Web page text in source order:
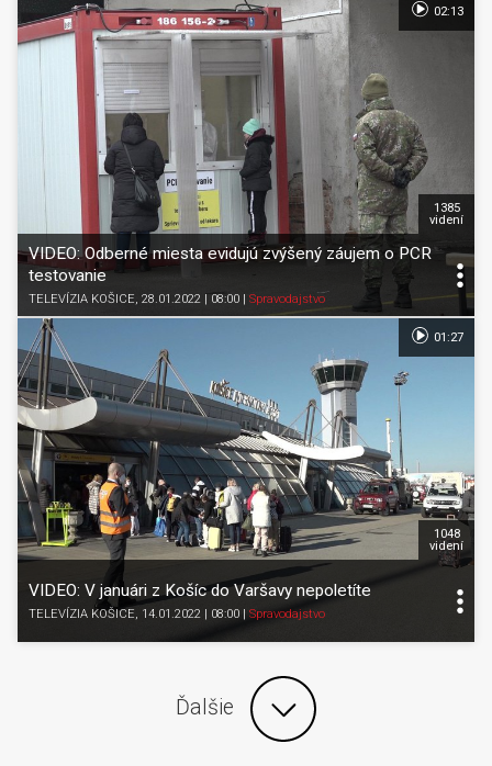
VIDEO: Odberné miesta evidujú zvýšený záujem o PCR
testovanie
TELEVÍZIA KOŠICE, 28.01.2022 | 08:00 Spravodajstvo
1385
videní
02:13
VIDEO: V januári z Košíc do Varšavy nepoletíte
TELEVÍZIA KOŠICE, 14.01.2022 | 08:00 Spravodajstvo
1048
videní
01:27
Ďalšie